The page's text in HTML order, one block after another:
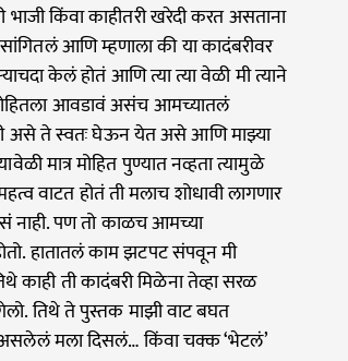
किंवा काहीतरी खरेदी करत असताना
आणि म्हणाला की या कादंबरीवर
केलं होतं आणि त्या त्या वेळी मी त्याने
आवडावं असंच आमच्यातलं
असे ते स्वतः घेऊन येत असे आणि माझ्या
मात्र मोहित पुण्यात नव्हता त्यामुळे
वाटत होतं ती मलाच शोधावी लागणार
नाही. पण तो काळच आमच्या
हातातलं काम झटपट संपवून मी
ती कादंबरी मिळेना तेव्हा सरळ
तिथे ते पुस्तक माझी वाट बघत
मला दिसलं… किंवा चक्क ‘भेटलं’